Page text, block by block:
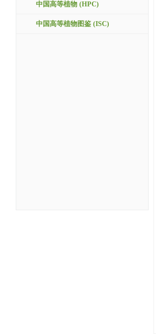
中国高等植物 (HPC)
中国高等植物图鉴 (ISC)